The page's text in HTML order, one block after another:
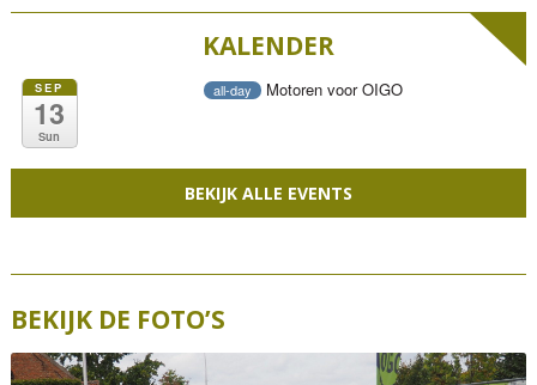
KALENDER
SEP
13
Sun
all-day Motoren voor OIGO
BEKIJK ALLE EVENTS
BEKIJK DE FOTO’S